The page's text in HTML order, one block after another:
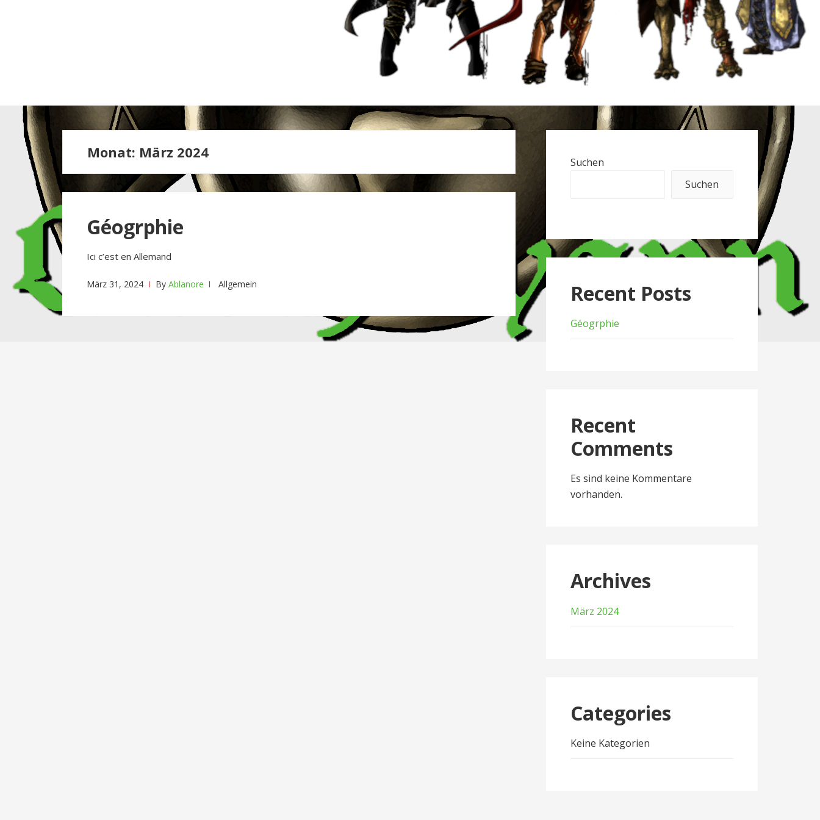
Monat: März 2024
Géogrphie
Ici c’est en Allemand
März 31, 2024 By Ablanore Allgemein
Suchen
Suchen
Recent Posts
Géogrphie
Recent
Comments
Es sind keine Kommentare
vorhanden.
Archives
März 2024
Categories
Keine Kategorien